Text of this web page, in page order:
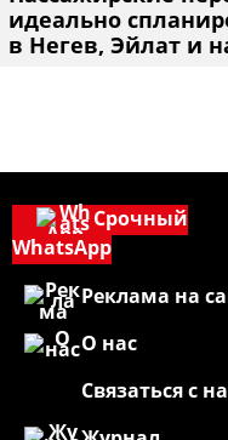
идеально
в Негев, Эйлат и
Срочный
WhatsApp
Реклама на
О нас
Связаться с